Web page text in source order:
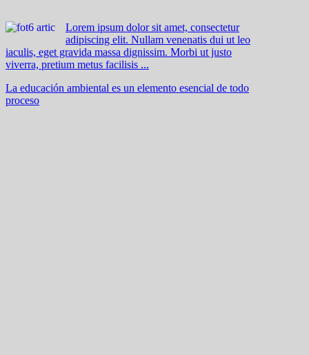
Lorem ipsum dolor sit amet, consectetur
adipiscing elit. Nullam venenatis dui ut leo
iaculis, eget gravida massa dignissim. Morbi ut justo
viverra, pretium metus facilisis ...
La educación ambiental es un elemento esencial de todo
proceso